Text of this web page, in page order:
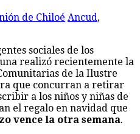
de Chiloé Ancud,
sociales de los
realizó recientemente la
de la Ilustre
que concurran a retirar
a los niños y niñas de
el regalo en navidad que
vence la otra semana.